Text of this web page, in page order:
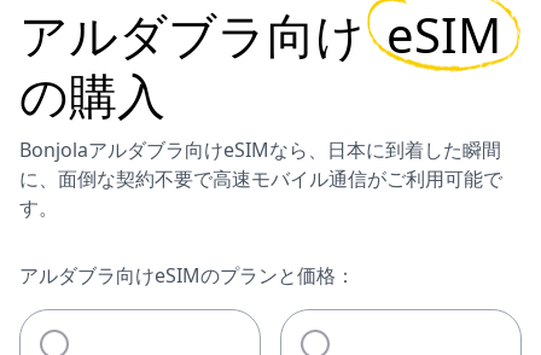
アルダブラ向け eSIM
の購入
Bonjolaアルダブラ向けeSIMなら、日本に到着した瞬間
に、面倒な契約不要で高速モバイル通信がご利用可能で
す。
アルダブラ向けeSIMのプランと価格：